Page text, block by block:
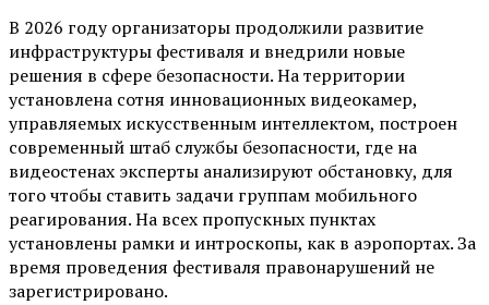
В 2026 году организаторы продолжили развитие
инфраструктуры фестиваля и внедрили новые
решения в сфере безопасности. На территории
установлена сотня инновационных видеокамер,
управляемых искусственным интеллектом, построен
современный штаб службы безопасности, где на
видеостенах эксперты анализируют обстановку, для
того чтобы ставить задачи группам мобильного
реагирования. На всех пропускных пунктах
установлены рамки и интроскопы, как в аэропортах. За
время проведения фестиваля правонарушений не
зарегистрировано.